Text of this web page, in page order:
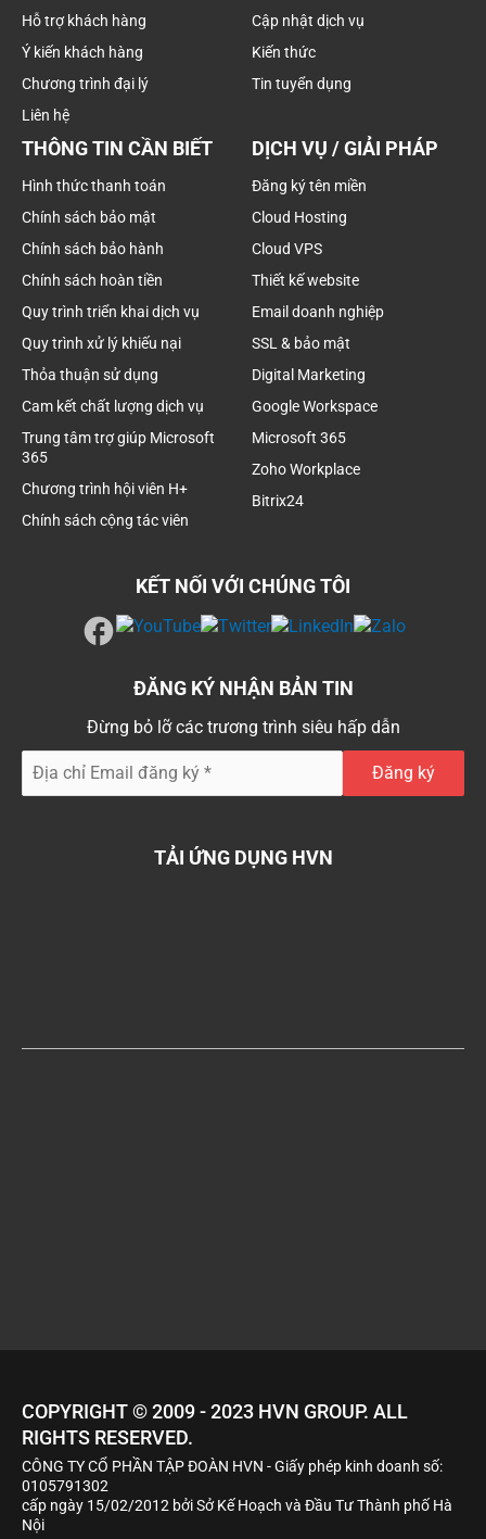
Hỗ trợ khách hàng
Ý kiến khách hàng
Chương trình đại lý
Liên hệ
Cập nhật dịch vụ
Kiến thức
Tin tuyển dụng
THÔNG TIN CẦN BIẾT
Hình thức thanh toán
Chính sách bảo mật
Chính sách bảo hành
Chính sách hoàn tiền
Quy trình triển khai dịch vụ
Quy trình xử lý khiếu nại
Thỏa thuận sử dụng
Cam kết chất lượng dịch vụ
Trung tâm trợ giúp Microsoft
365
Chương trình hội viên H+
Chính sách cộng tác viên
DỊCH VỤ / GIẢI PHÁP
Đăng ký tên miền
Cloud Hosting
Cloud VPS
Thiết kế website
Email doanh nghiệp
SSL & bảo mật
Digital Marketing
Google Workspace
Microsoft 365
Zoho Workplace
Bitrix24
KẾT NỐI VỚI CHÚNG TÔI
ĐĂNG KÝ NHẬN BẢN TIN
Đừng bỏ lỡ các trương trình siêu hấp dẫn
TẢI ỨNG DỤNG HVN
COPYRIGHT © 2009 - 2023 HVN GROUP. ALL
RIGHTS RESERVED.
CÔNG TY CỔ PHẦN TẬP ĐOÀN HVN - Giấy phép kinh doanh số:
0105791302
cấp ngày 15/02/2012 bởi Sở Kế Hoạch và Đầu Tư Thành phố Hà
Nội